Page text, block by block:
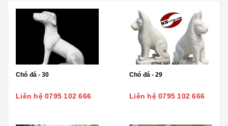
Chó đá - 30
Liên hệ 0795 102 666
Chó đá - 29
Liên hệ 0795 102 666